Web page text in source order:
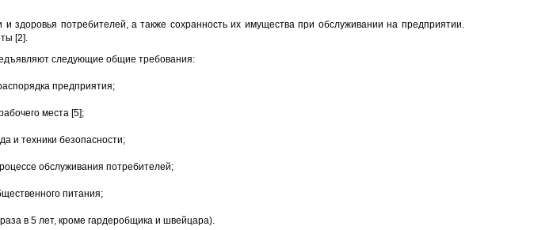
здоровья потребителей, а также сохранность их имущества при обслуживании на предприятии.
[2].
следующие общие требования:
предприятия;
места [5];
и техники безопасности;
обслуживания потребителей;
питания;
в 5 лет, кроме гардеробщика и швейцара).